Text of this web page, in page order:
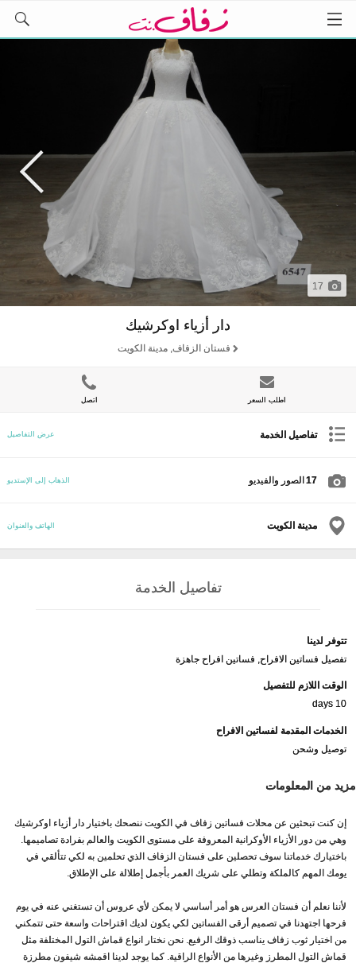
17
دار أزياء اوكرشيك
فستان الزفاف, مدينة الكويت
اطلب السعر اتصل
تفاصيل الخدمة عرض التفاصيل
17 الصور والفيديو الذهاب إلى الإستديو
مدينة الكويت الهاتف والعنوان
تفاصيل الخدمة
تتوفر لدينا
تفصيل فساتين الافراح, فساتين افراح جاهزة
الوقت اللازم للتفصيل
10 days
الخدمات المقدمة لفساتين الافراح
توصيل وشحن
مزيد من المعلومات
إن كنت تبحثين عن محلات فساتين زفاف في الكويت ننصحك باختيار دار أزياء اوكرشيك
وهي من دور الأزياء الأوكرانية المعروفة على مستوى الكويت والعالم بفرادة تصاميمها.
باختيارك خدماتنا سوف تحصلين على فستان الزفاف الذي تحلمين به لكي تتألقي في
يومك المهم كالملكة وتطلي على شريك العمر بأجمل إطلالة على الإطلاق.
لأننا نعلم أن فستان العرس هو أمر أساسي لا يمكن لأي عروس أن تستغني عنه في يوم
فرحها اجتهدنا في تصميم أرقى الفساتين لكي يكون لديك اقتراحات واسعة حتى تتمكني
من اختيار ثوب زفاف يناسب ذوقك الرفيع. نحن نختار انواع قماش التول المختلفة مثل
قماش التول المطرز وغيرها من الأنواع الراقية. كما يوجد لدينا اقمشه شيفون مطرزة